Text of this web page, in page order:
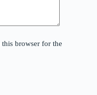
browser for the